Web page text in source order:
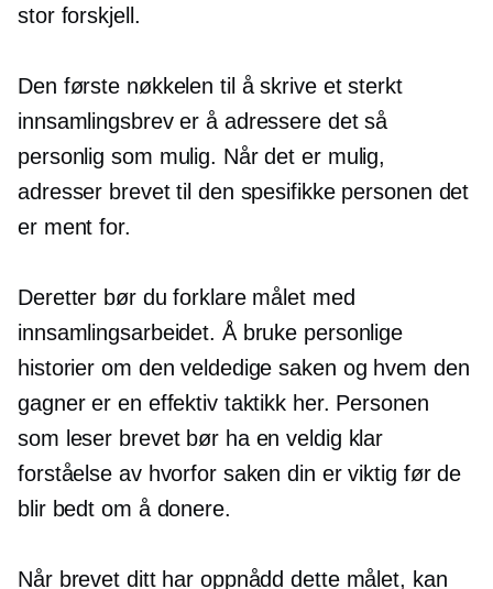
stor forskjell.
Den første nøkkelen til å skrive et sterkt
innsamlingsbrev er å adressere det så
personlig som mulig. Når det er mulig,
adresser brevet til den spesifikke personen det
er ment for.
Deretter bør du forklare målet med
innsamlingsarbeidet. Å bruke personlige
historier om den veldedige saken og hvem den
gagner er en effektiv taktikk her. Personen
som leser brevet bør ha en veldig klar
forståelse av hvorfor saken din er viktig før de
blir bedt om å donere.
Når brevet ditt har oppnådd dette målet, kan